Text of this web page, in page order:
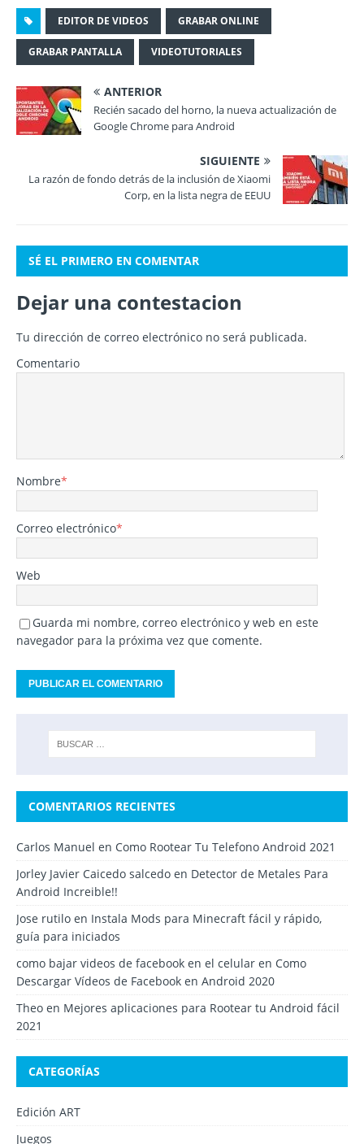
EDITOR DE VIDEOS GRABAR ONLINE
GRABAR PANTALLA VIDEOTUTORIALES
ANTERIOR
Recién sacado del horno, la nueva actualización de
Google Chrome para Android
SIGUIENTE
La razón de fondo detrás de la inclusión de Xiaomi
Corp, en la lista negra de EEUU
SÉ EL PRIMERO EN COMENTAR
Dejar una contestacion
Tu dirección de correo electrónico no será publicada.
Comentario
Nombre*
Correo electrónico*
Web
Guarda mi nombre, correo electrónico y web en este
navegador para la próxima vez que comente.
COMENTARIOS RECIENTES
Carlos Manuel en Como Rootear Tu Telefono Android 2021
Jorley Javier Caicedo salcedo en Detector de Metales Para
Android Increible!!
Jose rutilo en Instala Mods para Minecraft fácil y rápido,
guía para iniciados
como bajar videos de facebook en el celular en Como
Descargar Vídeos de Facebook en Android 2020
Theo en Mejores aplicaciones para Rootear tu Android fácil
2021
CATEGORÍAS
Edición ART
Juegos